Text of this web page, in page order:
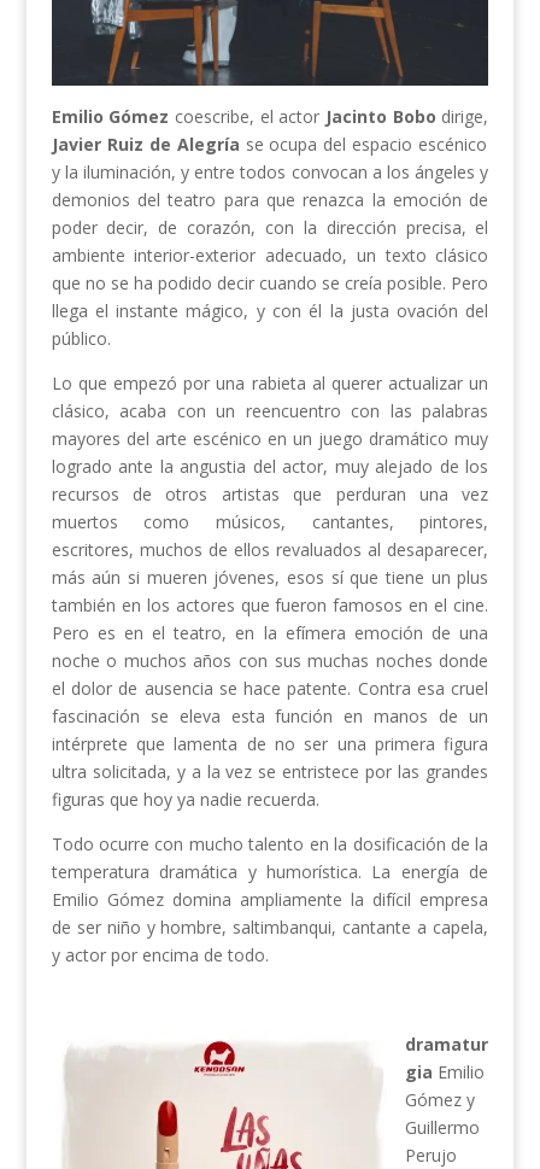
Emilio Gómez coescribe, el actor Jacinto Bobo dirige,
Javier Ruiz de Alegría se ocupa del espacio escénico
y la iluminación, y entre todos convocan a los ángeles y
demonios del teatro para que renazca la emoción de
poder decir, de corazón, con la dirección precisa, el
ambiente interior-exterior adecuado, un texto clásico
que no se ha podido decir cuando se creía posible. Pero
llega el instante mágico, y con él la justa ovación del
público.
Lo que empezó por una rabieta al querer actualizar un
clásico, acaba con un reencuentro con las palabras
mayores del arte escénico en un juego dramático muy
logrado ante la angustia del actor, muy alejado de los
recursos de otros artistas que perduran una vez
muertos como músicos, cantantes, pintores,
escritores, muchos de ellos revaluados al desaparecer,
más aún si mueren jóvenes, esos sí que tiene un plus
también en los actores que fueron famosos en el cine.
Pero es en el teatro, en la efímera emoción de una
noche o muchos años con sus muchas noches donde
el dolor de ausencia se hace patente. Contra esa cruel
fascinación se eleva esta función en manos de un
intérprete que lamenta de no ser una primera figura
ultra solicitada, y a la vez se entristece por las grandes
figuras que hoy ya nadie recuerda.
Todo ocurre con mucho talento en la dosificación de la
temperatura dramática y humorística. La energía de
Emilio Gómez domina ampliamente la difícil empresa
de ser niño y hombre, saltimbanqui, cantante a capela,
y actor por encima de todo.
dramatur
gia Emilio
Gómez y
Guillermo
Perujo